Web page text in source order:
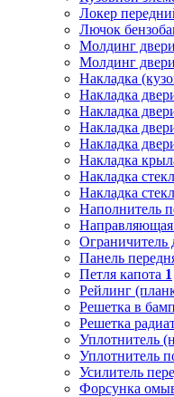
Локер
Лючок
Молдинг
Молдинг
Накладка
Накладка
Накладка
Накладка
Накладка
Накладка
Накладка
Накладка
Наполнитель
Направляющая
Ограничитель
Панель
Петля капота 1
Рейлинг
Решетка в
Решетка
Уплотнитель
Уплотнитель
Усилитель
Форсунка